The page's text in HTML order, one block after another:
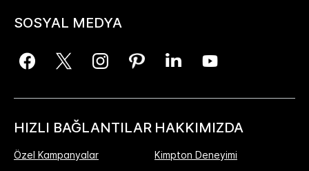
SOSYAL MEDYA
HIZLI BAĞLANTILAR
Özel Kampanyalar
HAKKIMIZDA
Kimpton Deneyimi